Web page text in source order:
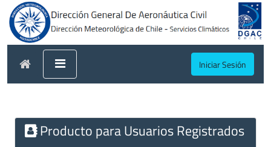
Iniciar Sesión
Producto para Usuarios Registrados